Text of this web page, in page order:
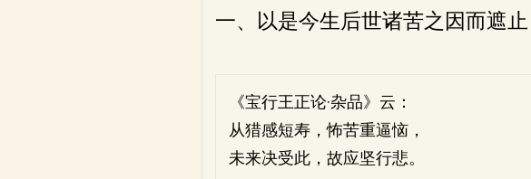
一、以是今生后世诸苦之因而遮止
《宝行王正论·杂品》云：
从猎感短寿，怖苦重逼恼，
未来决受此，故应坚行悲。